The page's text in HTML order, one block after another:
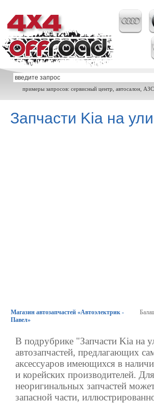
примеры запросов: сервисный центр, автосалон, АЗС
Запчасти Kia на
Магазин автозапчастей «Автоэлектрик -
Павел»
В подрубрике "Запчасти Kia на
автозапчастей, предлагающих
аксессуаров имеющихся в
и корейских производителей.
неоригинальных запчастей
запасной части,